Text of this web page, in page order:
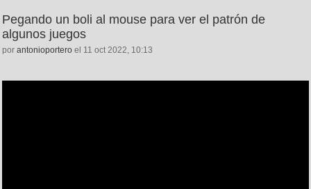
Pegando un boli al mouse para ver el patrón de
algunos juegos
por antonioportero el 11 oct 2022, 10:13